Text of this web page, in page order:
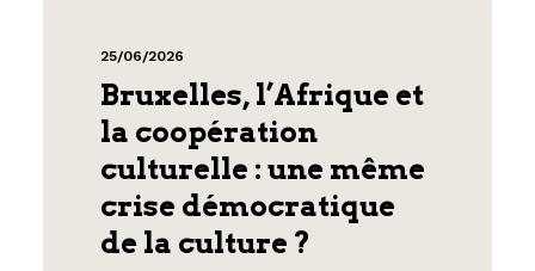
25/06/2026
Bruxelles, l’Afrique et
la coopération
culturelle : une même
crise démocratique
de la culture ?